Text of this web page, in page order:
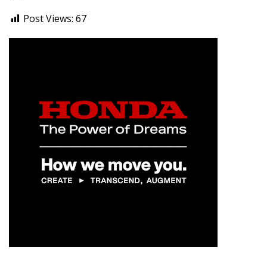
Post Views: 67